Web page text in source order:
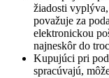
žiadosti
považuje za
elektronickou
najneskôr do
Kupujúci pri
spracúvajú,